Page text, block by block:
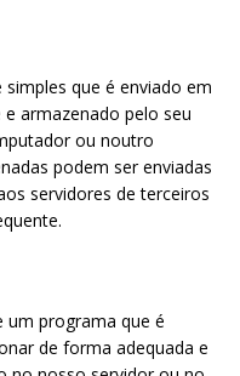
que é enviado em
armazenado pelo seu
ou noutro
podem ser enviadas
servidores de terceiros
um programa que é
de forma adequada e